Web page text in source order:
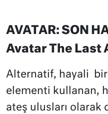
AVATAR: SON
Avatar The Last
Alternatif, hayali bir
elementi kullanan,
ateş ulusları olarak